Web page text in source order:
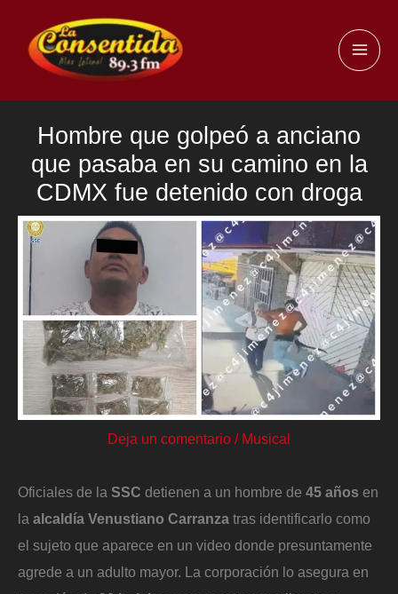
contenido
Hombre que golpeó a anciano
que pasaba en su camino en la
CDMX fue detenido con droga
Deja un comentario / Musical
Oficiales de la SSC detienen a un hombre de 45 años en
la alcaldía Venustiano Carranza tras identificarlo como
el sujeto que aparece en un video donde presuntamente
agrede a un adulto mayor. La corporación lo asegura en